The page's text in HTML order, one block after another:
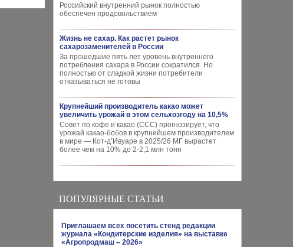
Российский внутренний рынок полностью
обеспечен продовольствием
Жизнь не сахар. Как растет рынок
сахарозаменителей в России
За прошедшие пять лет уровень внутреннего
потребления сахара в России сократился. Но
полностью от сладкой жизни потребители
отказываться не готовы
Крупнейший производитель какао может
увеличить урожай в этом сельхозгоду на 10,5%
Совет по кофе и какао (CCC) прогнозирует, что
урожай какао-бобов в крупнейшем производителем
в мире — Кот-д’Ивуаре в 2025/26 МГ вырастет
более чем на 10% до 2-2,1 млн тонн
ПОПУЛЯРНЫЕ СТАТЬИ
Приглашаем всех посетить стенд редакции
журнала «Кондитерские изделия» на выставке
«Агропродмаш – 2026»